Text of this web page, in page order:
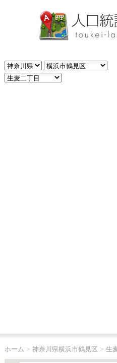
ホーム > 神奈川県横浜市鶴見区 > 生